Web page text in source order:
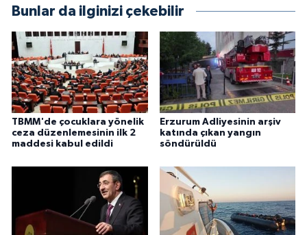
Bunlar da ilginizi çekebilir
TBMM'de çocuklara yönelik
ceza düzenlemesinin ilk 2
maddesi kabul edildi
Erzurum Adliyesinin arşiv
katında çıkan yangın
söndürüldü